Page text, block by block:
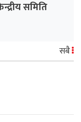
समिति
सबै